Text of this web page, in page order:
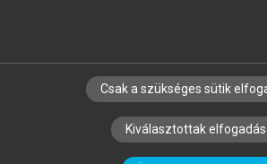
SZERZŐKNEK CÉGEKNEK
SZERKESZTÉSI ÉS LEKTORÁLÁSI
Csak a szükséges sütik
Kiválasztottak